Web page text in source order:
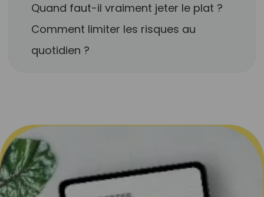
Quand faut-il vraiment jeter le plat ?
Comment limiter les risques au
quotidien ?